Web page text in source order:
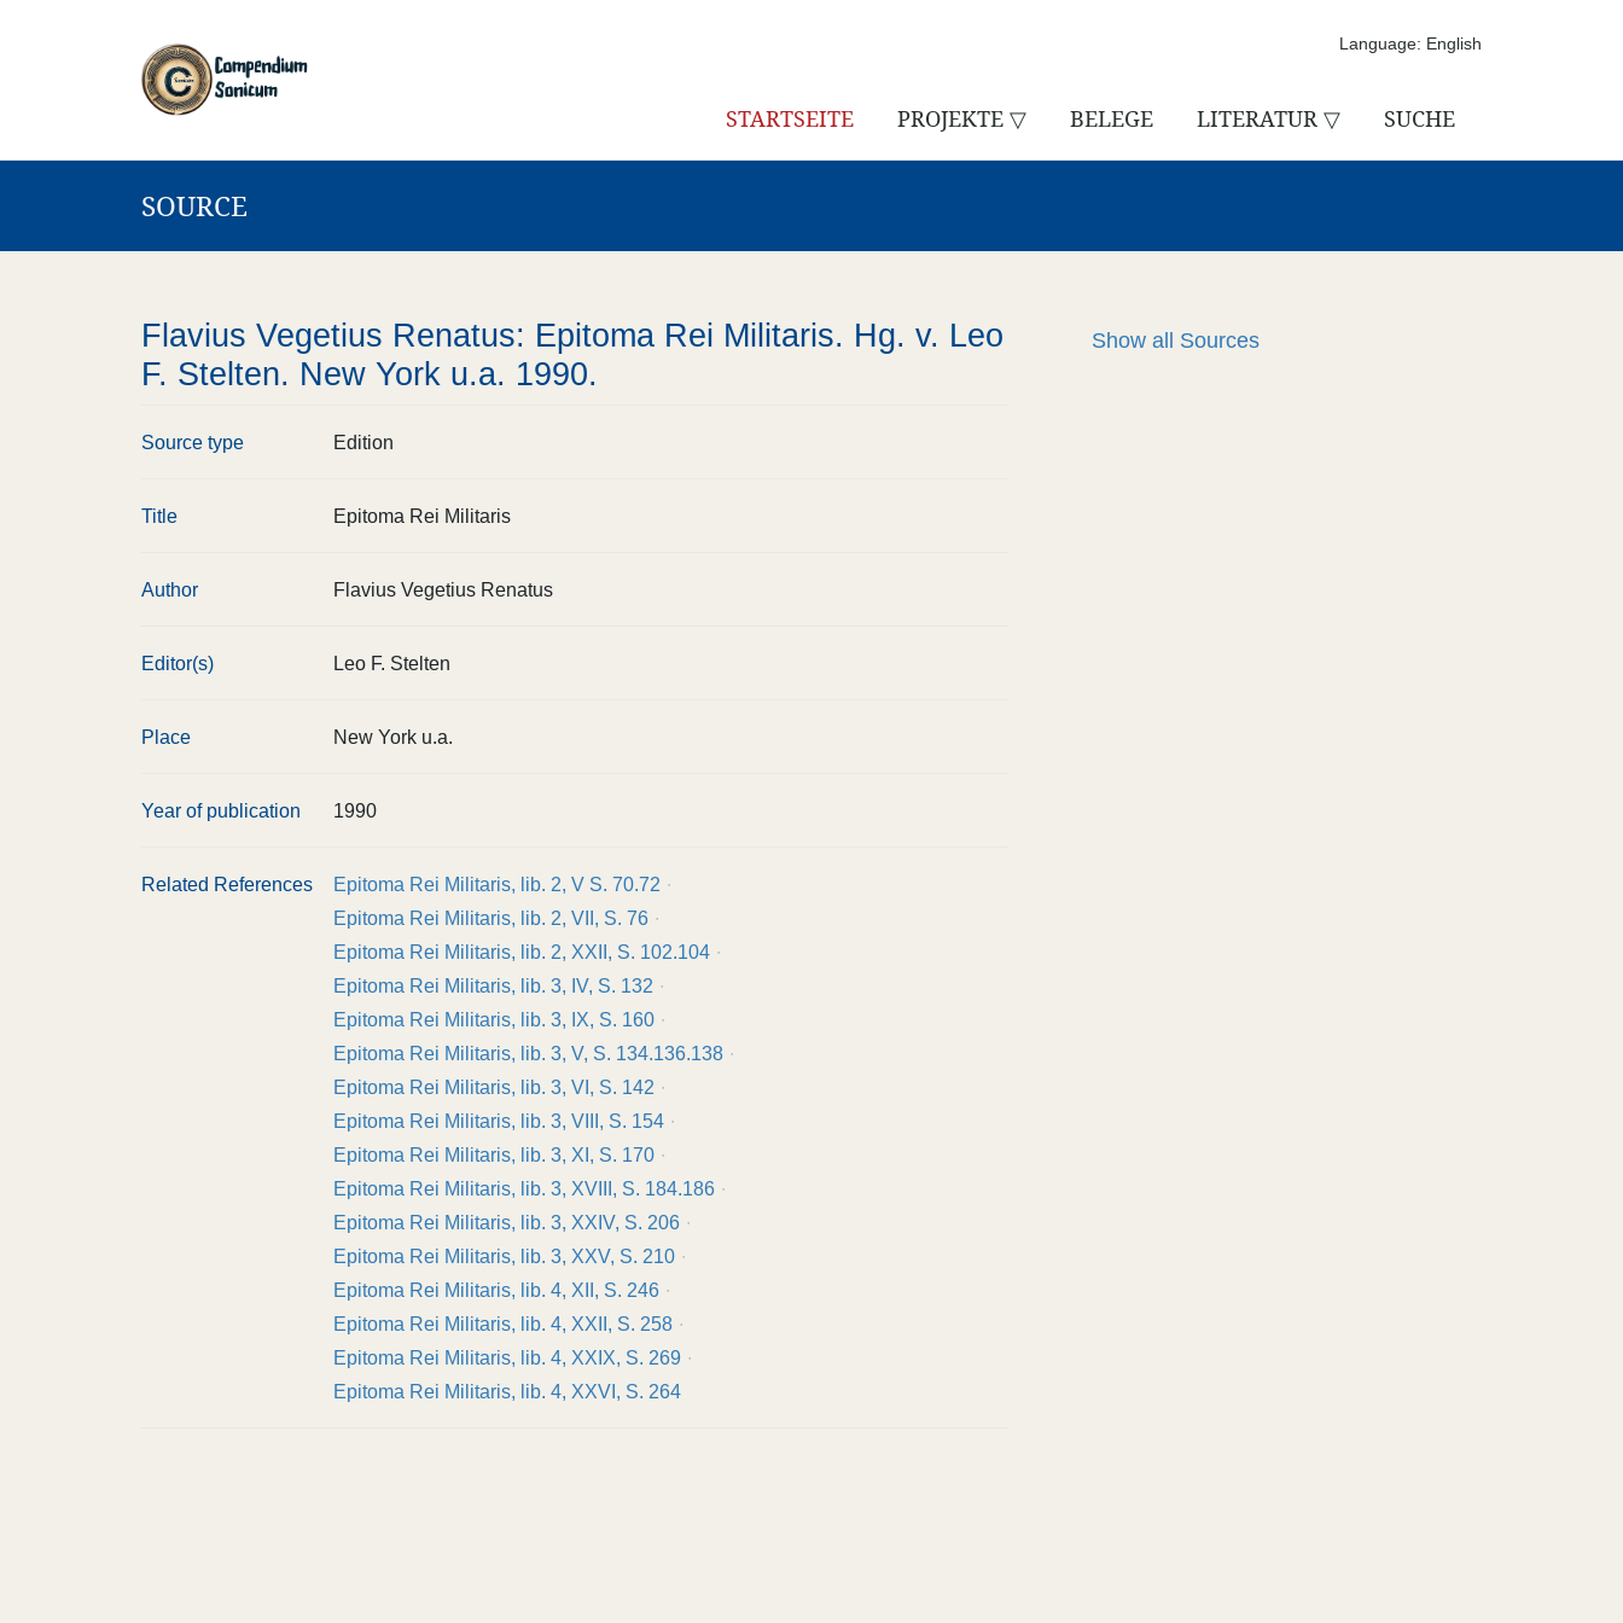
Language: English
STARTSEITE PROJEKTE ▽ BELEGE LITERATUR ▽ SUCHE
SOURCE
Flavius Vegetius Renatus: Epitoma Rei Militaris. Hg. v. Leo
F. Stelten. New York u.a. 1990.
Source type Edition
Title Epitoma Rei Militaris
Author Flavius Vegetius Renatus
Editor(s) Leo F. Stelten
Place New York u.a.
Year of publication 1990
Related References
Epitoma Rei Militaris, lib. 2, V S. 70.72
Epitoma Rei Militaris, lib. 2, VII, S. 76
Epitoma Rei Militaris, lib. 2, XXII, S. 102.104
Epitoma Rei Militaris, lib. 3, IV, S. 132
Epitoma Rei Militaris, lib. 3, IX, S. 160
Epitoma Rei Militaris, lib. 3, V, S. 134.136.138
Epitoma Rei Militaris, lib. 3, VI, S. 142
Epitoma Rei Militaris, lib. 3, VIII, S. 154
Epitoma Rei Militaris, lib. 3, XI, S. 170
Epitoma Rei Militaris, lib. 3, XVIII, S. 184.186
Epitoma Rei Militaris, lib. 3, XXIV, S. 206
Epitoma Rei Militaris, lib. 3, XXV, S. 210
Epitoma Rei Militaris, lib. 4, XII, S. 246
Epitoma Rei Militaris, lib. 4, XXII, S. 258
Epitoma Rei Militaris, lib. 4, XXIX, S. 269
Epitoma Rei Militaris, lib. 4, XXVI, S. 264
Show all Sources